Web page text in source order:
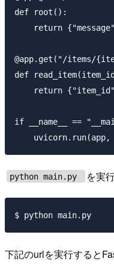
def root():
return
@app.get("/items/
def
return
if __name__ ==
python main.py を実
下記のurlを実行すると